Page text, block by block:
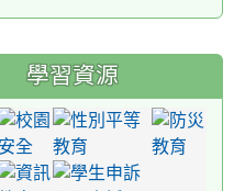
學習資源